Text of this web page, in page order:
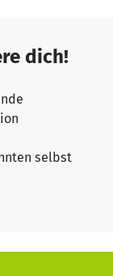
dich!
selbst